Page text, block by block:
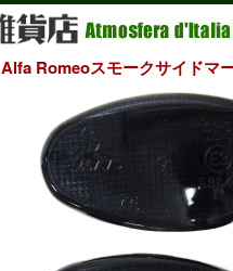
Alfa Romeoスモークサイドマ